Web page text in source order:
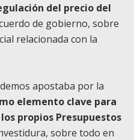
del precio del
de gobierno, sobre
relacionada con la
apostaba por la
elemento clave para
propios Presupuestos
sobre todo en